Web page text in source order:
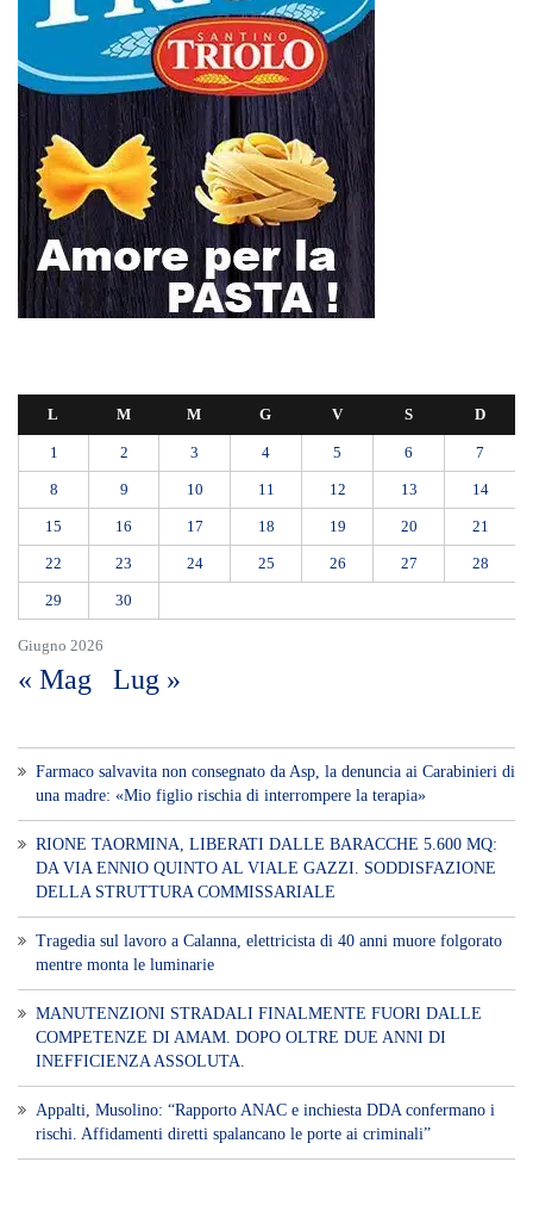
Giugno 2026
L M M G V S D
1 2 3 4 5 6 7
8 9 10 11 12 13 14
15 16 17 18 19 20 21
22 23 24 25 26 27 28
29 30
« Mag Lug »
Farmaco salvavita non consegnato da Asp, la denuncia ai Carabinieri di
una madre: «Mio figlio rischia di interrompere la terapia»
RIONE TAORMINA, LIBERATI DALLE BARACCHE 5.600 MQ:
DA VIA ENNIO QUINTO AL VIALE GAZZI. SODDISFAZIONE
DELLA STRUTTURA COMMISSARIALE
Tragedia sul lavoro a Calanna, elettricista di 40 anni muore folgorato
mentre monta le luminarie
MANUTENZIONI STRADALI FINALMENTE FUORI DALLE
COMPETENZE DI AMAM. DOPO OLTRE DUE ANNI DI
INEFFICIENZA ASSOLUTA.
​Appalti, Musolino: “Rapporto ANAC e inchiesta DDA confermano i
rischi. Affidamenti diretti spalancano le porte ai criminali”